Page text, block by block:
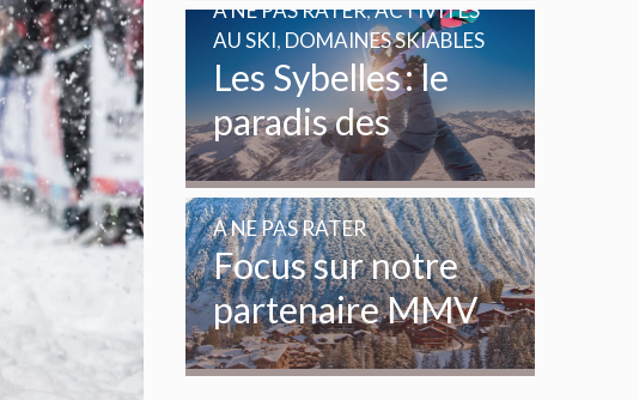
Les Sybelles : le
paradis des
enfants et des
amoureux de la
glisse
A NE PAS RATER,ACTIVITÉS
AU SKI, DOMAINES SKIABLES
Focus sur notre
partenaire MMV
A NE PAS RATER